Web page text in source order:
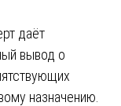
даёт
вывод о
назначению.